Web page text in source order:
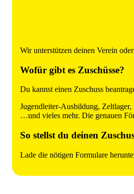
Wir unterstützen deinen Verein
Wofür gibt es Zuschüsse?
Du kannst einen Zuschuss
Jugendleiter-Ausbildung,
…und vieles mehr. Die genauen
So stellst du deinen
Lade die nötigen Formulare